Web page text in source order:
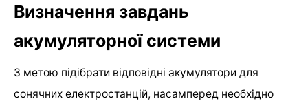
Визначення завдань
акумуляторної системи
З метою підібрати відповідні акумулятори для
сонячних електростанцій, насамперед необхідно